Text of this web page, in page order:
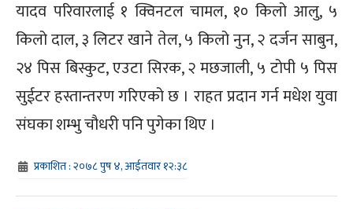
यादव परिवारलाई १ क्विनटल चामल, १० किलो आलु, ५
किलो दाल, ३ लिटर खाने तेल, ५ किलो नुन, २ दर्जन साबुन,
२४ पिस बिस्कुट, एउटा सिरक, २ मछजाली, ५ टोपी ५ पिस
सुईटर हस्तान्तरण गरिएको छ । राहत प्रदान गर्न मधेश युवा
संघका शम्भु चौधरी पनि पुगेका थिए ।
प्रकाशित : २०७८ पुष ४, आईतवार १२:३८